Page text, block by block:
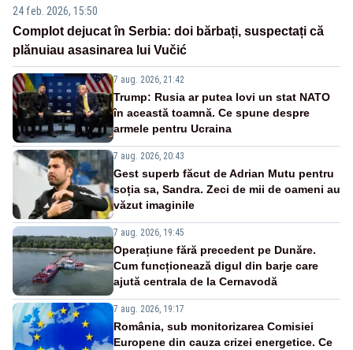
24 feb. 2026, 15:50
Complot dejucat în Serbia: doi bărbați, suspectați că
plănuiau asasinarea lui Vučić
7 aug. 2026, 21:42
Trump: Rusia ar putea lovi un stat NATO
în această toamnă. Ce spune despre
armele pentru Ucraina
7 aug. 2026, 20:43
Gest superb făcut de Adrian Mutu pentru
soția sa, Sandra. Zeci de mii de oameni au
văzut imaginile
7 aug. 2026, 19:45
Operațiune fără precedent pe Dunăre.
Cum funcționează digul din barje care
ajută centrala de la Cernavodă
7 aug. 2026, 19:17
România, sub monitorizarea Comisiei
Europene din cauza crizei energetice. Ce